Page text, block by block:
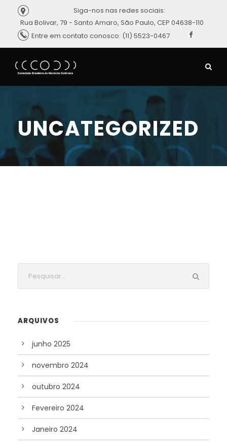
Rua Bolivar, 79 - Santo Amaro, São Paulo, CEP 04638-110
Entre em contato conosco: (11) 5523-0467
Siga-nos nas redes sociais:
UNCATEGORIZED
ARQUIVOS
junho 2025
novembro 2024
outubro 2024
Fevereiro 2024
Janeiro 2024